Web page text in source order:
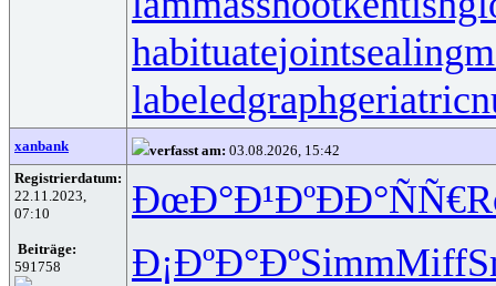
habituate
labeledgraph
xanbank verfasst am: 03.08.2026, 15:42
Registrierdatum:
22.11.2023,
07:10
Beiträge:
591758
ÐœÐ°Ð¹ÐºÐÐ°ÑÑ€
Ð¡ÐºÐ°ÐºSimmMiff